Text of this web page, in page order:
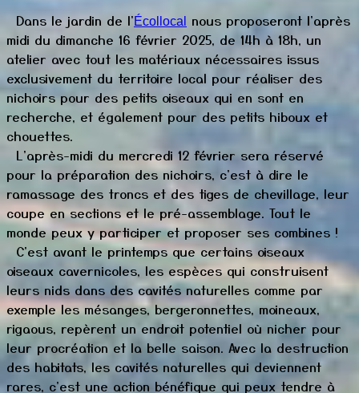
Dans le jardin de l'Écollocal
nous proposeront l'après
midi du dimanche 16 février 2025, de 14h à 18h, un
atelier avec tout les matériaux nécessaires issus
exclusivement du territoire local pour réaliser des
nichoirs pour des petits oiseaux qui en sont en
recherche, et également pour des petits hiboux et
chouettes.
L'après-midi du mercredi 12 février sera réservé
pour la préparation des nichoirs, c'est à dire le
ramassage des troncs et des tiges de chevillage, leur
coupe en sections et le pré-assemblage. Tout le
monde peux y participer et proposer ses combines !
C'est avant le printemps que certains oiseaux
oiseaux cavernicoles, les espèces qui construisent
leurs nids dans des cavités naturelles comme par
exemple les mésanges, bergeronnettes, moineaux,
rigaous, repèrent un endroit potentiel où nicher pour
leur procréation et la belle saison. Avec la destruction
des habitats, les cavités naturelles qui deviennent
rares, c'est une action bénéfique qui peux tendre à